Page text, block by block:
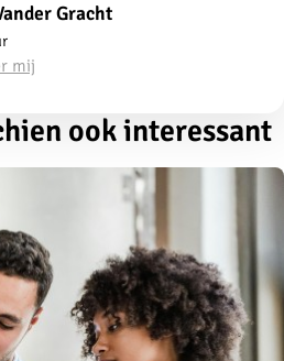
Gracht
mij
ook interessant